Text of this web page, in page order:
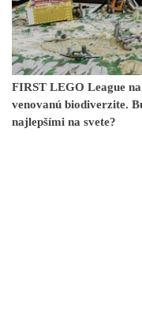
FIRST LEGO League
venovanú biodiverzite.
najlepšími na svete?